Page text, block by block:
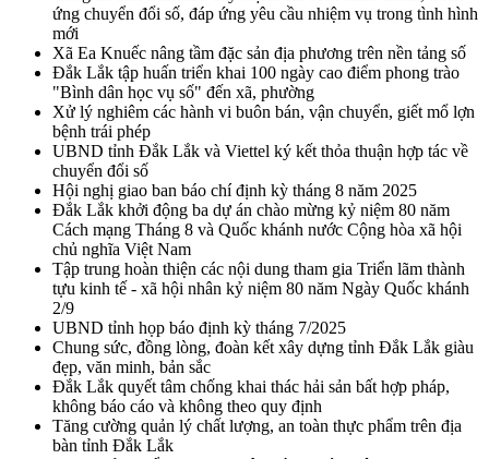
ứng chuyển đổi số, đáp ứng yêu cầu nhiệm vụ trong tình hình
mới
Xã Ea Knuếc nâng tầm đặc sản địa phương trên nền tảng số
Đắk Lắk tập huấn triển khai 100 ngày cao điểm phong trào
"Bình dân học vụ số" đến xã, phường
Xử lý nghiêm các hành vi buôn bán, vận chuyển, giết mổ lợn
bệnh trái phép
UBND tỉnh Đắk Lắk và Viettel ký kết thỏa thuận hợp tác về
chuyển đổi số
Hội nghị giao ban báo chí định kỳ tháng 8 năm 2025
Đắk Lắk khởi động ba dự án chào mừng kỷ niệm 80 năm
Cách mạng Tháng 8 và Quốc khánh nước Cộng hòa xã hội
chủ nghĩa Việt Nam
Tập trung hoàn thiện các nội dung tham gia Triển lãm thành
tựu kinh tế - xã hội nhân kỷ niệm 80 năm Ngày Quốc khánh
2/9
UBND tỉnh họp báo định kỳ tháng 7/2025
Chung sức, đồng lòng, đoàn kết xây dựng tỉnh Đắk Lắk giàu
đẹp, văn minh, bản sắc
Đắk Lắk quyết tâm chống khai thác hải sản bất hợp pháp,
không báo cáo và không theo quy định
Tăng cường quản lý chất lượng, an toàn thực phẩm trên địa
bàn tỉnh Đắk Lắk